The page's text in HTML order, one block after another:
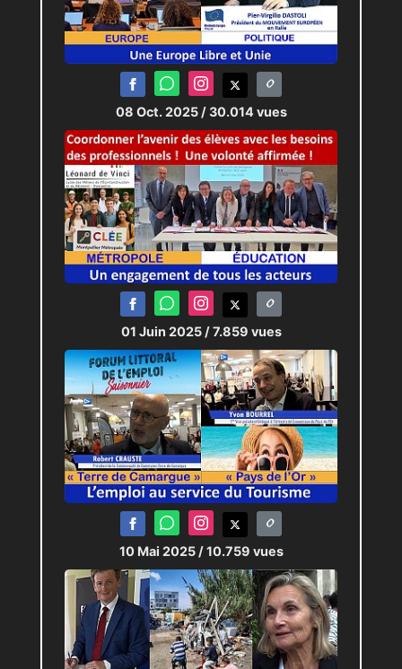
08 Oct. 2025 / 30.014 vues
01 Juin 2025 / 7.859 vues
10 Mai 2025 / 10.759 vues